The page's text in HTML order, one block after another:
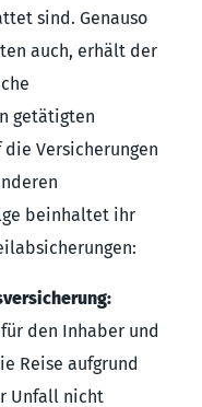
sind. Genauso
auch, erhält der
getätigten
Versicherungen
beinhaltet ihr
den Inhaber und
Reise aufgrund
Unfall nicht